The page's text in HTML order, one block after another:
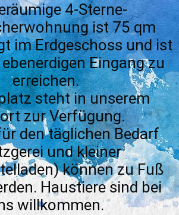
4-Sterne-
ist 75 qm
im Erdgeschoss und ist
Eingang zu
erreichen.
steht in unserem
zur Verfügung.
den täglichen Bedarf
und kleiner
können zu Fuß
Haustiere sind bei
willkommen.